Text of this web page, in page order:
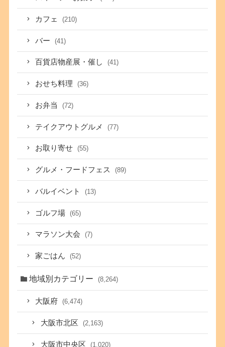
カフェ (210)
バー (41)
百貨店物産展・催し (41)
おせち料理 (36)
お弁当 (72)
テイクアウトグルメ (77)
お取り寄せ (55)
グルメ・フードフェス (89)
バルイベント (13)
ゴルフ場 (65)
マラソン大会 (7)
家ごはん (52)
地域別カテゴリー (8,264)
大阪府 (6,474)
大阪市北区 (2,163)
大阪市中央区 (1,020)